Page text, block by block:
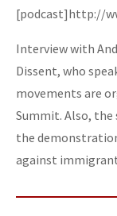
[podcast]http://
Interview with
Dissent, who
movements are
Summit. Also,
the
against